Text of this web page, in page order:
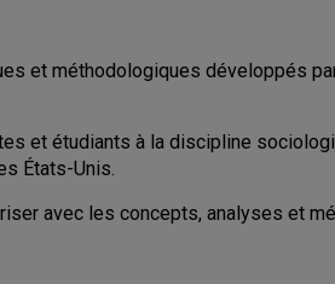
et méthodologiques développés
et étudiants à la discipline
États-Unis.
avec les concepts, analyses et